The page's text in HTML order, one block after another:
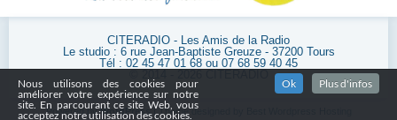
CITERADIO - Les Amis de la Radio
Le studio : 6 rue Jean-Baptiste Greuze - 37200 Tours
Tél : 02 45 47 01 68 ou 07 68 59 40 45
Powered byWordPress| Theme designed by
Nous utilisons des cookies pour
améliorer votre expérience sur notre
site. En parcourant ce site Web, vous
acceptez notre utilisation des cookies.
Ok Plus d'infos